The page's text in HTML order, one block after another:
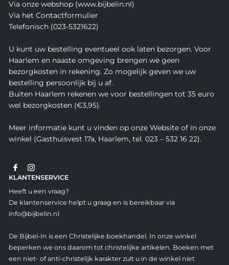
Via onze webshop (www.bijbelin.nl)
Via het Contactformulier
Telefonisch (023-5321622)
U kunt uw bestelling eventueel ook laten bezorgen. Voor
Haarlem en naaste omgeving brengen we geen
bezorgkosten in rekening. Zo mogelijk geven we uw
bestelling persoonlijk bij u af.
Buiten Haarlem rekenen we voor bestellingen tot 35 euro
wel bezorgkosten (€3,95).
Meer informatie kunt u vinden op onze Website of in onze
winkel (Gasthuisvest 17a, Haarlem, tel. 023 – 532 16 22).
KLANTENSERVICE
Heeft u een vraag?
De klantenservice helpt u graag en is bereikbaar via
info@bijbelin.nl
De Bijbel-In is een Christelijke boekhandel. In onze winkel
beperken we ons daarom tot christelijke artikelen. Boeken met
een niet- of anti-christelijk karakter zult u in de winkel niet